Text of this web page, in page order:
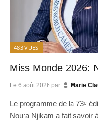
483 VUES
Miss Monde 2026:
Le 6 août 2026 par Marie
Le programme de la 73ᵉ
Noura Njikam a fait savoir